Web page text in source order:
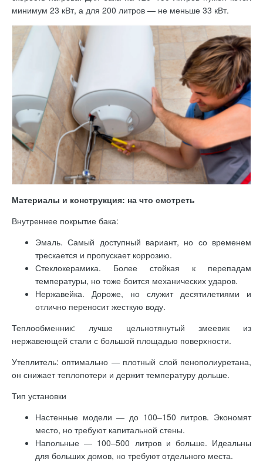
минимум 23 кВт, а для 200 литров — не меньше 33 кВт.
Материалы и конструкция: на что смотреть
Внутреннее покрытие бака:
Эмаль. Самый доступный вариант, но со временем
трескается и пропускает коррозию.
Стеклокерамика. Более стойкая к перепадам
температуры, но тоже боится механических ударов.
Нержавейка. Дороже, но служит десятилетиями и
отлично переносит жесткую воду.
Теплообменник: лучше цельнотянутый змеевик из
нержавеющей стали с большой площадью поверхности.
Утеплитель: оптимально — плотный слой пенополиуретана,
он снижает теплопотери и держит температуру дольше.
Тип установки
Настенные модели — до 100–150 литров. Экономят
место, но требуют капитальной стены.
Напольные — 100–500 литров и больше. Идеальны
для больших домов, но требуют отдельного места.